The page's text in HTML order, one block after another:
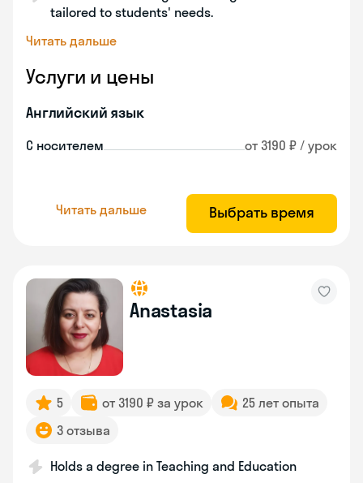
tailored to students' needs.
Читать дальше
Услуги и цены
Английский язык
С носителем от 3190 ₽ / урок
Читать дальше Выбрать время
Anastasia
5 от 3190 ₽ за урок
25 лет опыта
3 отзыва
Holds a degree in Teaching and Education